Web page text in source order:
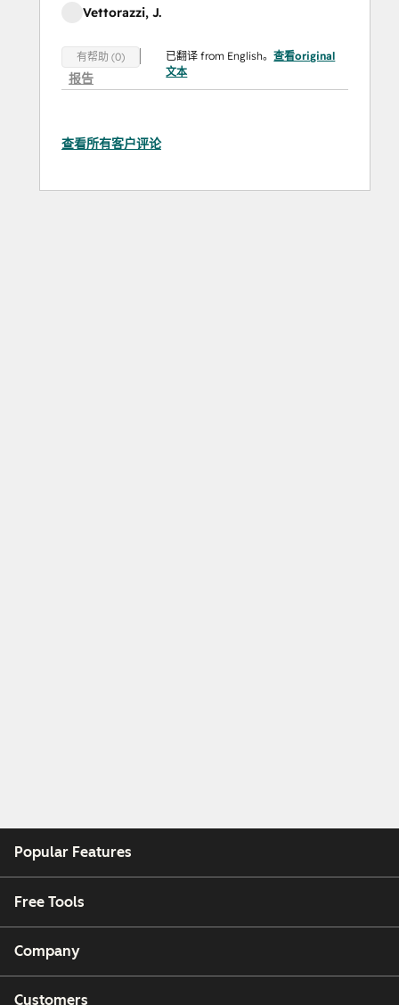
Vettorazzi, J.
有帮助 (0)
报告
已翻译 from English。查看original
文本
查看所有客户评论
Popular Features
Free Tools
Company
Customers